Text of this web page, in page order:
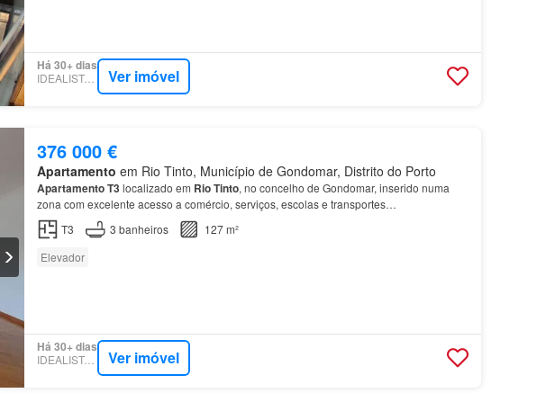
Há 30+ dias
IDEALISTA.PT Ver imóvel
376 000 €
Apartamento em Rio Tinto, Município de Gondomar, Distrito do Porto
ApartamentoT3localizado em RioTinto, no concelho de Gondomar, inserido numa
zona com excelente acesso a comércio, serviços, escolas e transportes…
T3
3 banheiros
127 m²
Elevador
Há 30+ dias
IDEALISTA.PT Ver imóvel